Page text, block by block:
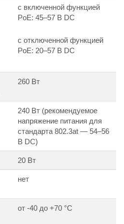
с включенной функцией
PoE: 45–57 В DC
с отключенной функцией
PoE: 20–57 В DC
260 Вт
240 Вт (рекомендуемое
напряжение питания для
стандарта 802.3at — 54–56
В DC)
20 Вт
нет
от -40 до +70 °С